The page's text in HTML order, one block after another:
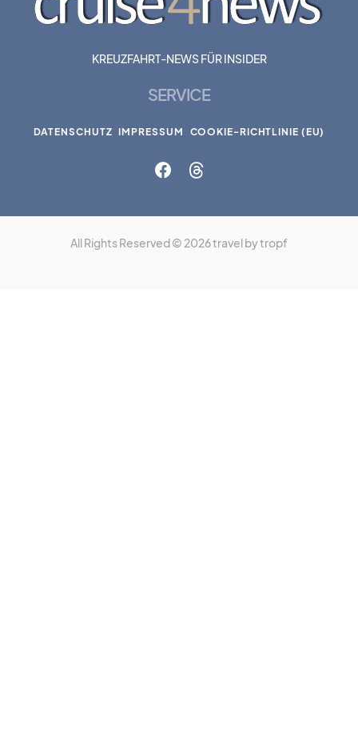
KREUZFAHRT-NEWS FÜR INSIDER
SERVICE
DATENSCHUTZ IMPRESSUM COOKIE-RICHTLINIE (EU)
All Rights Reserved © 2026 travel by tropf